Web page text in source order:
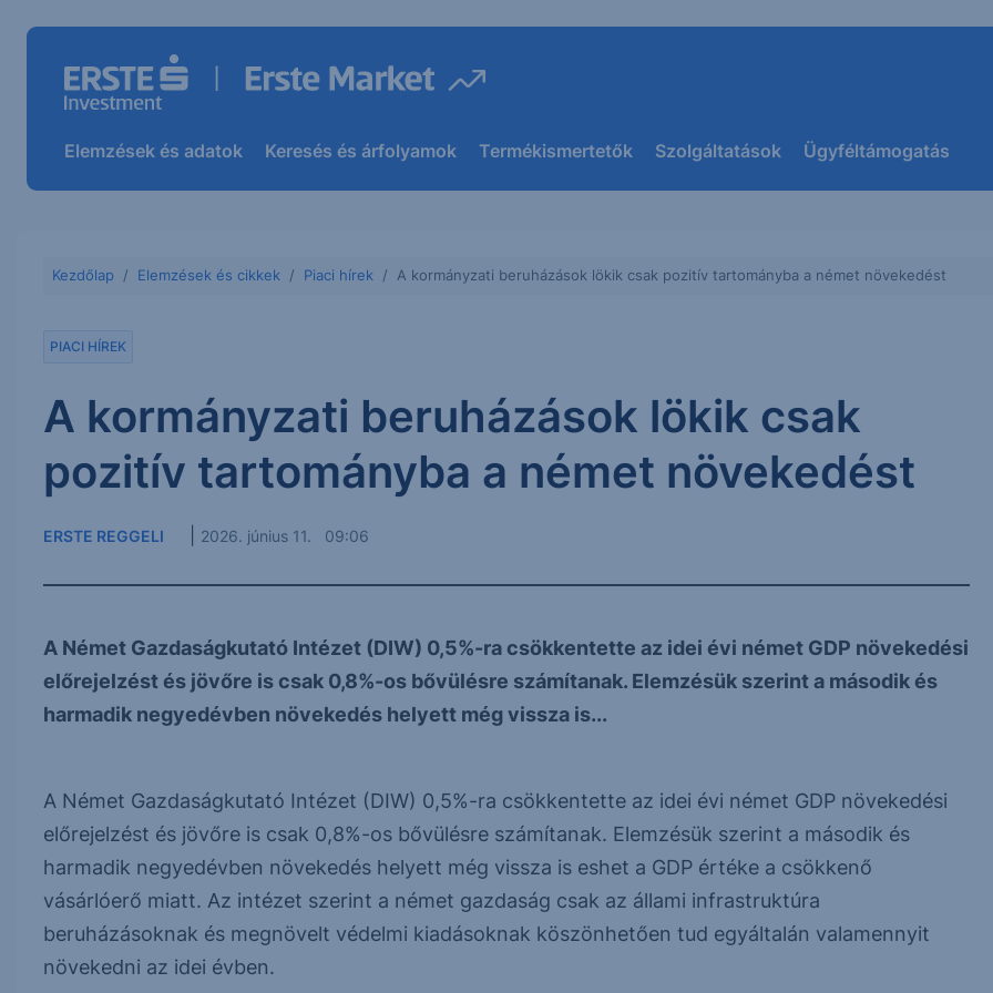
Elemzések és adatok Keresés és árfolyamok Termékismertetők Szolgáltatások Ügyféltámogatás
Kezdőlap Elemzések és cikkek Piaci hírek A kormányzati beruházások lökik csak pozitív tartományba a német növekedést
PIACI HÍREK
A kormányzati beruházások lökik csak
pozitív tartományba a német növekedést
ERSTE REGGELI 2026. június 11. 09:06
A Német Gazdaságkutató Intézet (DIW) 0,5%-ra csökkentette az idei évi német GDP növekedési
előrejelzést és jövőre is csak 0,8%-os bővülésre számítanak. Elemzésük szerint a második és
harmadik negyedévben növekedés helyett még vissza is...
A Német Gazdaságkutató Intézet (DIW) 0,5%-ra csökkentette az idei évi német GDP növekedési
előrejelzést és jövőre is csak 0,8%-os bővülésre számítanak. Elemzésük szerint a második és
harmadik negyedévben növekedés helyett még vissza is eshet a GDP értéke a csökkenő
vásárlóerő miatt. Az intézet szerint a német gazdaság csak az állami infrastruktúra
beruházásoknak és megnövelt védelmi kiadásoknak köszönhetően tud egyáltalán valamennyit
növekedni az idei évben.